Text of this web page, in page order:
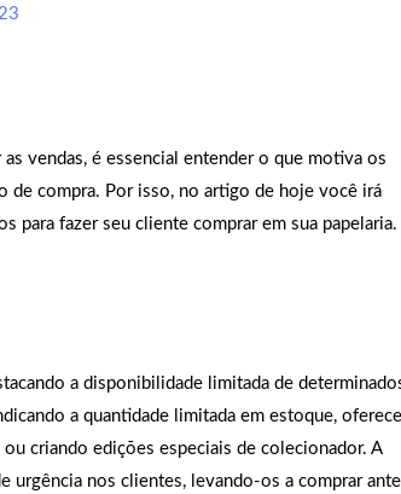
vendas, é essencial entender o que motiva os
de compra. Por isso, no artigo de hoje você irá
para fazer seu cliente comprar em sua papelaria.
a disponibilidade limitada de
a quantidade limitada em estoque,
criando edições especiais de colecionador. A
urgência nos clientes, levando-os a comprar